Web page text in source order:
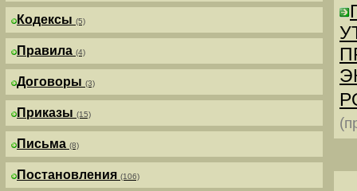
Кодексы (5)
Правила (4)
Договоры (3)
Приказы (15)
Письма (8)
Постановления (106)